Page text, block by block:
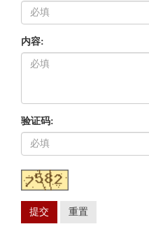
内容:
验证码:
提交 重置